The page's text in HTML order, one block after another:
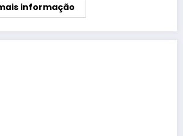
informação